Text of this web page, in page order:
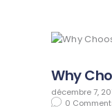
Why
décembre 7,
0